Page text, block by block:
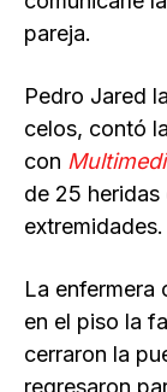
pareja.
Pedro Jared
celos, contó
con
de 25
La enfermera
en el piso la
cerraron la
regresaron